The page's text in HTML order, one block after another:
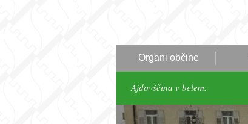
Organi občine
Ajdovščina v belem.